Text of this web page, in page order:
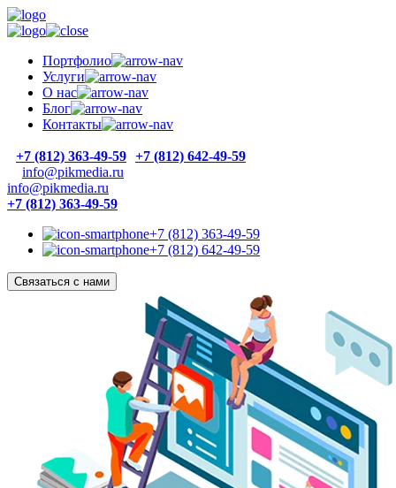
Портфолио
Услуги
О нас
Блог
Контакты
+7 (812) 363-49-59 +7 (812) 642-49-59
info@pikmedia.ru
info@pikmedia.ru
+7 (812) 363-49-59
+7 (812) 363-49-59
+7 (812) 642-49-59
Связаться с нами